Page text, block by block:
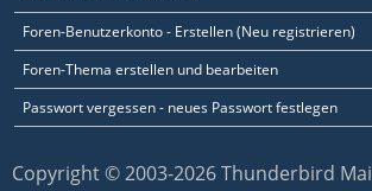
Foren-Benutzerkonto - Erstellen (Neu registrieren)
Foren-Thema erstellen und bearbeiten
Passwort vergessen - neues Passwort festlegen
Copyright © 2003-2026 Thunderbird